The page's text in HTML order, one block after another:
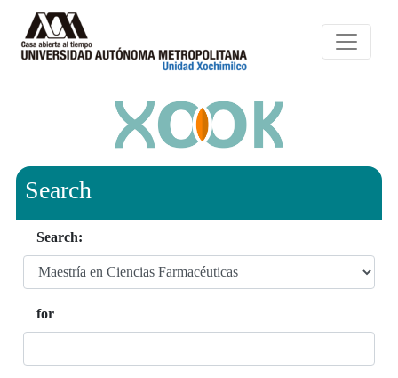
Search
Search:
for